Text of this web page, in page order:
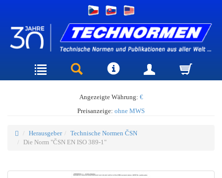
Angezeigte Währung: €
Preisanzeige: ohne MWS
Herausgeber
Technische Normen ČSN
Die Norm "ČSN EN ISO 389-1"